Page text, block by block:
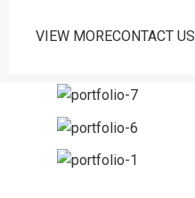
VIEW MORECONTACT US